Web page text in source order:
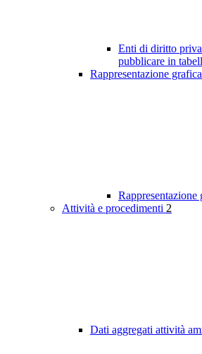
Enti di diritto
pubblicare in
Rappresentazione grafica
Rappresentazione
Attività e procedimenti 2
Dati aggregati attività